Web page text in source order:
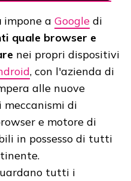
impone a Google di
quale browser e
nei propri dispositivi
, con l'azienda di
alle nuove
meccanismi di
e motore di
in possesso di tutti
tutti i